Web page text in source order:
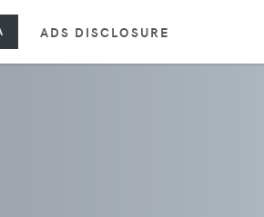
ADS DISCLOSURE